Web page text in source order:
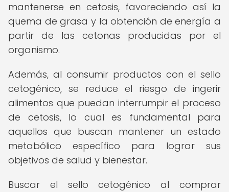
mantenerse en cetosis, favoreciendo así la
quema de grasa y la obtención de energía a
partir de las cetonas producidas por el
organismo.
Además, al consumir productos con el sello
cetogénico, se reduce el riesgo de ingerir
alimentos que puedan interrumpir el proceso
de cetosis, lo cual es fundamental para
aquellos que buscan mantener un estado
metabólico específico para lograr sus
objetivos de salud y bienestar.
Buscar el sello cetogénico al comprar